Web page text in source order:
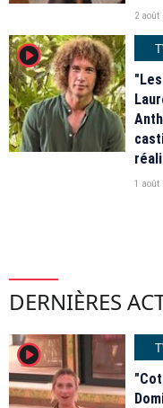
2 août
player2
1 août
DERNIÈRES
player2